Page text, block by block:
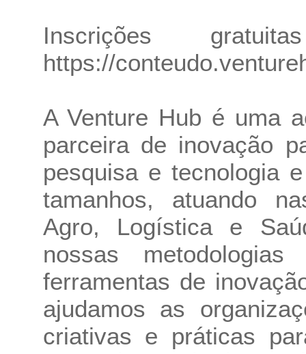
Inscrições
https://
A Venture Hub é uma
parceira de inovação
pesquisa e tecnologia
tamanhos, atuando
Agro, Logística e
nossas
ferramentas de
ajudamos as
criativas e práticas